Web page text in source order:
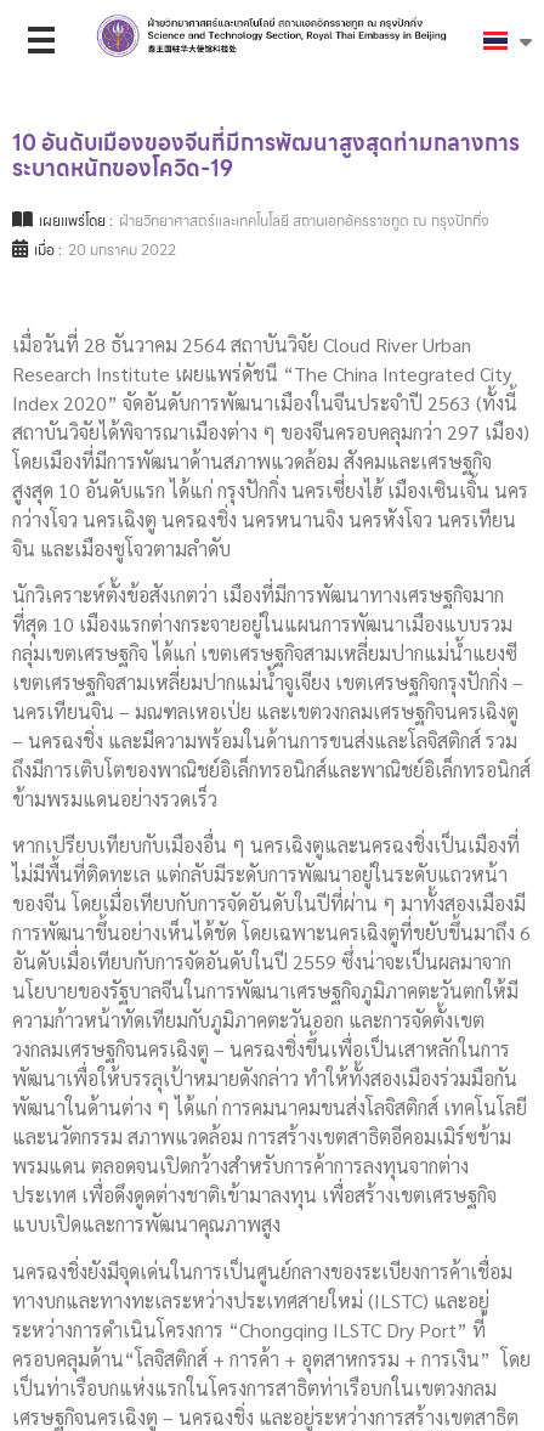
10 อันดับเมืองของจีนที่มีการพัฒนาสูงสุดท่ามกลางการ
ระบาดหนักของโควิด-19
เผยแพร่โดย : ฝ่ายวิทยาศาสตร์และเทคโนโลยี สถานเอกอัครราชทูต ณ กรุงปักกิ่ง
เมื่อ : 20 มกราคม 2022
เมื่อวันที่ 28 ธันวาคม 2564 สถาบันวิจัย Cloud River Urban
Research Institute เผยแพร่ดัชนี “The China Integrated City
Index 2020” จัดอันดับการพัฒนาเมืองในจีนประจำปี 2563 (ทั้งนี้
สถาบันวิจัยได้พิจารณาเมืองต่าง ๆ ของจีนครอบคลุมกว่า 297 เมือง)
โดยเมืองที่มีการพัฒนาด้านสภาพแวดล้อม สังคมและเศรษฐกิจ
สูงสุด 10 อันดับแรก ได้แก่ กรุงปักกิ่ง นครเซี่ยงไฮ้ เมืองเซินเจิ้น นคร
กว่างโจว นครเฉิงตู นครฉงชิ่ง นครหนานจิง นครหังโจว นครเทียน
จิน และเมืองซูโจวตามลำดับ
นักวิเคราะห์ตั้งข้อสังเกตว่า เมืองที่มีการพัฒนาทางเศรษฐกิจมาก
ที่สุด 10 เมืองแรกต่างกระจายอยู่ในแผนการพัฒนาเมืองแบบรวม
กลุ่มเขตเศรษฐกิจ ได้แก่ เขตเศรษฐกิจสามเหลี่ยมปากแม่น้ำแยงซี
เขตเศรษฐกิจสามเหลี่ยมปากแม่น้ำจูเจียง เขตเศรษฐกิจกรุงปักกิ่ง –
นครเทียนจิน – มณฑลเหอเป่ย และเขตวงกลมเศรษฐกิจนครเฉิงตู
– นครฉงชิ่ง และมีความพร้อมในด้านการขนส่งและโลจิสติกส์ รวม
ถึงมีการเติบโตของพาณิชย์อิเล็กทรอนิกส์และพาณิชย์อิเล็กทรอนิกส์
ข้ามพรมแดนอย่างรวดเร็ว
หากเปรียบเทียบกับเมืองอื่น ๆ นครเฉิงตูและนครฉงชิ่งเป็นเมืองที่
ไม่มีพื้นที่ติดทะเล แต่กลับมีระดับการพัฒนาอยู่ในระดับแถวหน้า
ของจีน โดยเมื่อเทียบกับการจัดอันดับในปีที่ผ่าน ๆ มาทั้งสองเมืองมี
การพัฒนาขึ้นอย่างเห็นได้ชัด โดยเฉพาะนครเฉิงตูที่ขยับขึ้นมาถึง 6
อันดับเมื่อเทียบกับการจัดอันดับในปี 2559 ซึ่งน่าจะเป็นผลมาจาก
นโยบายของรัฐบาลจีนในการพัฒนาเศรษฐกิจภูมิภาคตะวันตกให้มี
ความก้าวหน้าทัดเทียมกับภูมิภาคตะวันออก และการจัดตั้งเขต
วงกลมเศรษฐกิจนครเฉิงตู – นครฉงชิ่งขึ้นเพื่อเป็นเสาหลักในการ
พัฒนาเพื่อให้บรรลุเป้าหมายดังกล่าว ทำให้ทั้งสองเมืองร่วมมือกัน
พัฒนาในด้านต่าง ๆ ได้แก่ การคมนาคมขนส่งโลจิสติกส์ เทคโนโลยี
และนวัตกรรม สภาพแวดล้อม การสร้างเขตสาธิตอีคอมเมิร์ซข้าม
พรมแดน ตลอดจนเปิดกว้างสำหรับการค้าการลงทุนจากต่าง
ประเทศ เพื่อดึงดูดต่างชาติเข้ามาลงทุน เพื่อสร้างเขตเศรษฐกิจ
แบบเปิดและการพัฒนาคุณภาพสูง
นครฉงชิ่งยังมีจุดเด่นในการเป็นศูนย์กลางของระเบียงการค้าเชื่อม
ทางบกและทางทะเลระหว่างประเทศสายใหม่ (ILSTC) และอยู่
ระหว่างการดำเนินโครงการ “Chongqing ILSTC Dry Port” ที่
ครอบคลุมด้าน“โลจิสติกส์ + การค้า + อุตสาหกรรม + การเงิน” โดย
เป็นท่าเรือบกแห่งแรกในโครงการสาธิตท่าเรือบกในเขตวงกลม
เศรษฐกิจนครเฉิงตู – นครฉงชิ่ง และอยู่ระหว่างการสร้างเขตสาธิต